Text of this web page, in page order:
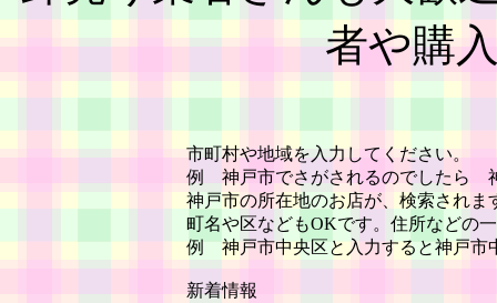
者や購
市町村や地域を入力してください。
例 神戸市でさがされるのでしたら
神戸市の所在地のお店が、検索されま
町名や区などもOKです。住所などの
例 神戸市中央区と入力すると神戸市
新着情報